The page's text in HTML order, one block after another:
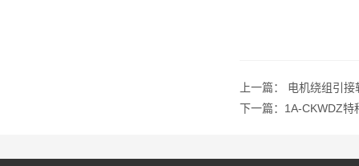
上一篇： 电机绕组引接
下一篇： 1A-CKWDZ特